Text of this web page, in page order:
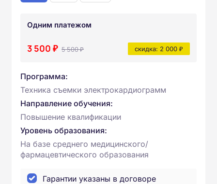
Одним платежом
3 500 ₽ 5 500 ₽ скидка: 2 000 ₽
Программа:
Техника съемки электрокардиограмм
Направление обучения:
Повышение квалификации
Уровень образования:
На базе среднего медицинского/
фармацевтического образования
Гарантии указаны в договоре